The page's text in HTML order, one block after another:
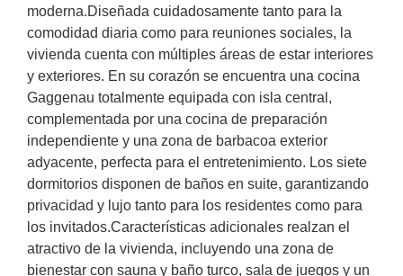
moderna.Diseñada cuidadosamente tanto para la
comodidad diaria como para reuniones sociales, la
vivienda cuenta con múltiples áreas de estar interiores
y exteriores. En su corazón se encuentra una cocina
Gaggenau totalmente equipada con isla central,
complementada por una cocina de preparación
independiente y una zona de barbacoa exterior
adyacente, perfecta para el entretenimiento. Los siete
dormitorios disponen de baños en suite, garantizando
privacidad y lujo tanto para los residentes como para
los invitados.Características adicionales realzan el
atractivo de la vivienda, incluyendo una zona de
bienestar con sauna y baño turco, sala de juegos y un